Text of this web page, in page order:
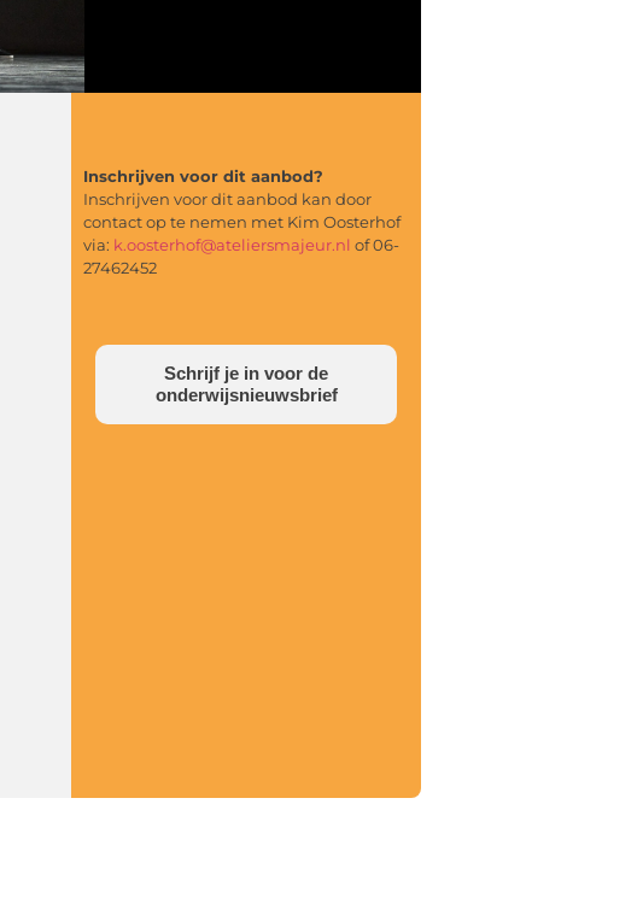
Inschrijven voor dit aanbod?
Inschrijven voor dit aanbod kan door
contact op te nemen met Kim Oosterhof
via: k.oosterhof@ateliersmajeur.nl of 06-
27462452
Schrijf je in voor de
onderwijsnieuwsbrief